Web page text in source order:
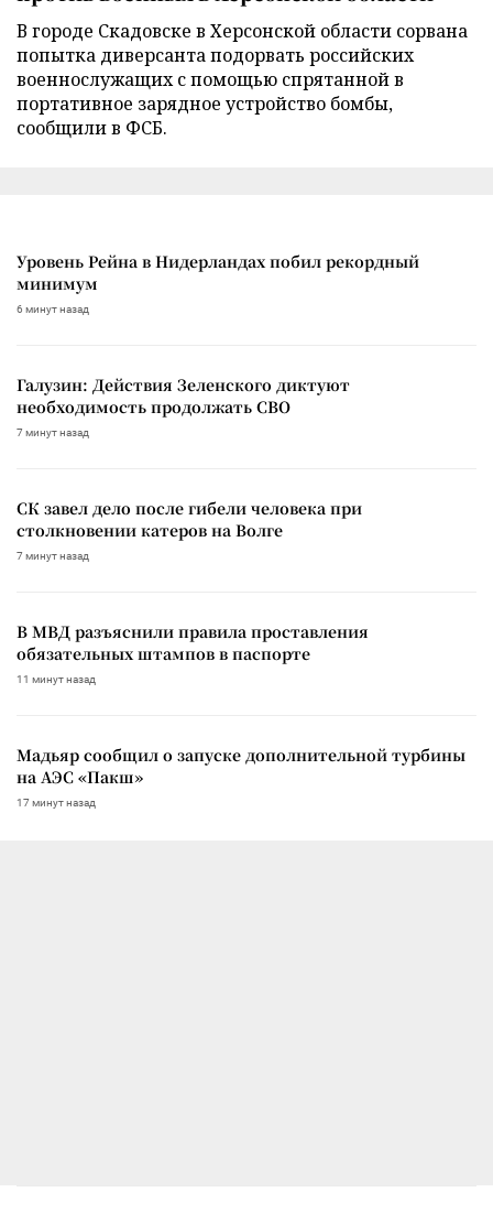
В городе Скадовске в Херсонской области сорвана
попытка диверсанта подорвать российских
военнослужащих с помощью спрятанной в
портативное зарядное устройство бомбы,
сообщили в ФСБ.
Уровень Рейна в Нидерландах побил рекордный
минимум
6 минут назад
Галузин: Действия Зеленского диктуют
необходимость продолжать СВО
7 минут назад
СК завел дело после гибели человека при
столкновении катеров на Волге
7 минут назад
В МВД разъяснили правила проставления
обязательных штампов в паспорте
11 минут назад
Мадьяр сообщил о запуске дополнительной турбины
на АЭС «Пакш»
17 минут назад